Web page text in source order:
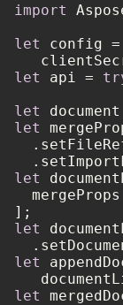
import
let
config =
let
api =
let
document
let
let
  mergeProps
let
let
let